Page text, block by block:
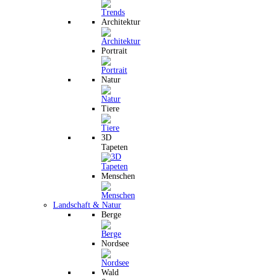
Architektur
Portrait
Natur
Tiere
3D
Tapeten
Menschen
Landschaft & Natur
Berge
Nordsee
Wald